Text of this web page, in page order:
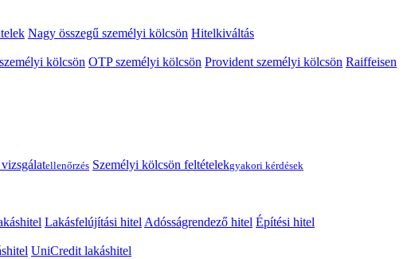
Nagy összegű személyi kölcsön Hitelkiváltás
kölcsön OTP személyi kölcsön Provident személyi kölcsön Raiffeisen
ellenőrzés Személyi kölcsön feltételekgyakori kérdések
Lakásfelújítási hitelAdósságrendező hitel Építési hitel
UniCredit lakáshitel